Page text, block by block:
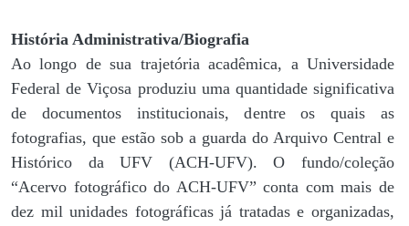
História Administrativa/Biografia
Ao longo de sua trajetória acadêmica, a Universidade
Federal de Viçosa produziu uma quantidade significativa
de documentos institucionais, dentre os quais as
fotografias, que estão sob a guarda do Arquivo Central e
Histórico da UFV (ACH-UFV). O fundo/coleção
“Acervo fotográfico do ACH-UFV” conta com mais de
dez mil unidades fotográficas já tratadas e organizadas,